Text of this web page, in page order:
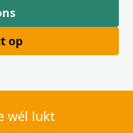
op
wél lukt